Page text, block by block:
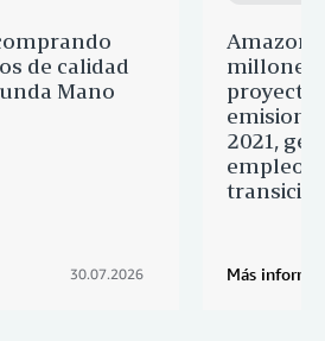
de calidad
Mano
30.07.2026
Amazon
millones
2021,
empleos
Más